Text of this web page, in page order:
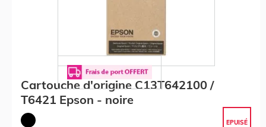
Cartouche d'origine C13T642100 /
T6421 Epson - noire
EPUISÉ